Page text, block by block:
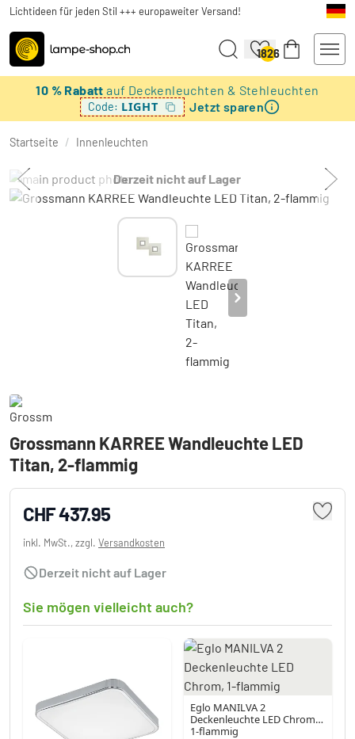
Lichtideen für jeden Stil +++ europaweiter Versand!
1826
10 % Rabattauf Deckenleuchten & Stehleuchten
Code: LIGHT Jetzt sparen
Startseite / Innenleuchten
Derzeit nicht auf Lager
Grossmann KARREE Wandleuchte LED
Titan, 2-flammig
CHF 437.95
inkl. MwSt., zzgl. Versandkosten
Derzeit nicht auf Lager
Sie mögen vielleicht auch?
Eglo MANILVA 2
Deckenleuchte LED Chrom,
1-flammig